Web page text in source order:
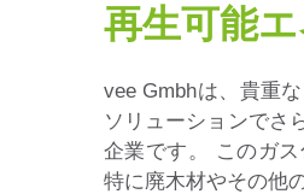
再生可能
vee Gmbhは、貴重
ソリューションでさ
企業です。 このガ
特に廃木材やその他